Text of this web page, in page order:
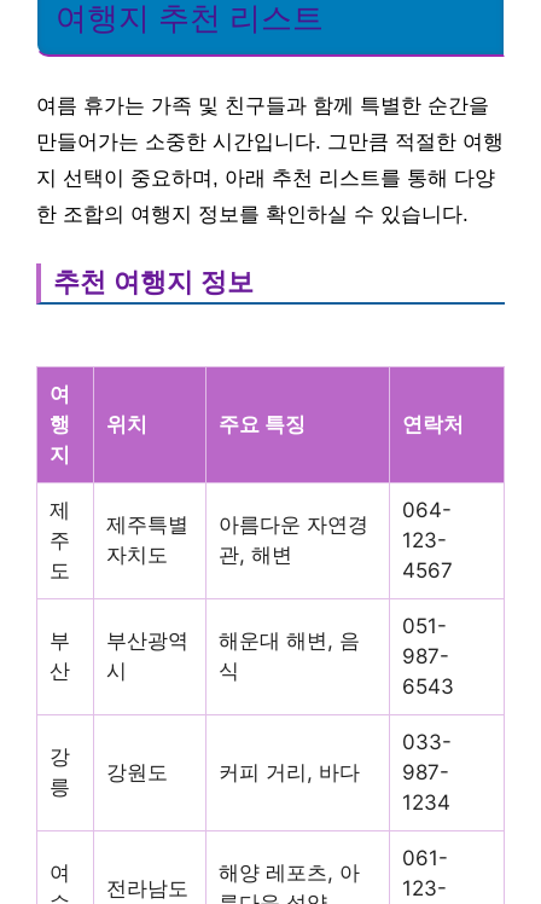
여행지 추천 리스트
여름 휴가는 가족 및 친구들과 함께 특별한 순간을
만들어가는 소중한 시간입니다. 그만큼 적절한 여행
지 선택이 중요하며, 아래 추천 리스트를 통해 다양
한 조합의 여행지 정보를 확인하실 수 있습니다.
추천 여행지 정보
여
행
지
위치 주요 특징 연락처
제
주
도
제주특별
자치도
아름다운 자연경
관, 해변
064-
123-
4567
부
산
부산광역
시
해운대 해변, 음
식
051-
987-
6543
강
릉
강원도 커피 거리, 바다
033-
987-
1234
여
전라남도
해양 레포츠, 아
061-
123-